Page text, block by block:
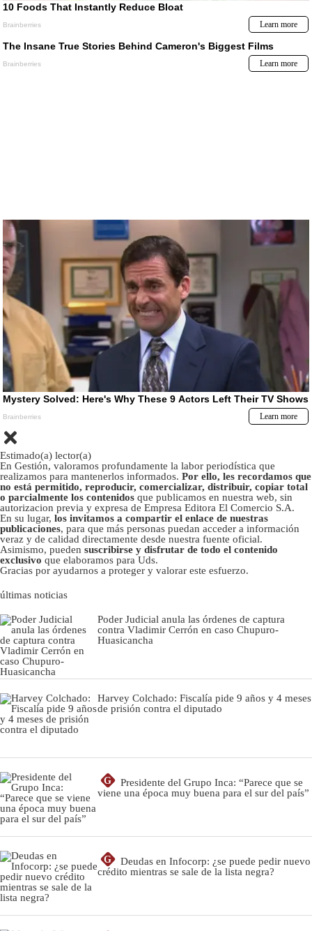
Estimado(a) lector(a)
En Gestión, valoramos profundamente la labor periodística que
realizamos para mantenerlos informados. Por ello, les recordamos que
no está permitido, reproducir, comercializar, distribuir, copiar total
o parcialmente los contenidos que publicamos en nuestra web, sin
autorizacion previa y expresa de Empresa Editora El Comercio S.A.
En su lugar, los invitamos a compartir el enlace de nuestras
publicaciones, para que más personas puedan acceder a información
veraz y de calidad directamente desde nuestra fuente oficial.
Asimismo, pueden suscribirse y disfrutar de todo el contenido
exclusivo que elaboramos para Uds.
Gracias por ayudarnos a proteger y valorar este esfuerzo.
últimas noticias
Poder Judicial anula las órdenes de captura
contra Vladimir Cerrón en caso Chupuro-
Huasicancha
Harvey Colchado: Fiscalía pide 9 años y 4 meses
de prisión contra el diputado
G
Presidente del Grupo Inca: “Parece que se
viene una época muy buena para el sur del país”
G
Deudas en Infocorp: ¿se puede pedir nuevo
crédito mientras se sale de la lista negra?